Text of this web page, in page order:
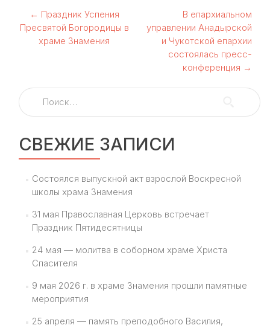
Навигация
по
← Праздник Успения
Пресвятой Богородицы в
храме Знамения
В епархиальном
управлении Анадырской
и Чукотской епархии
состоялась пресс-
конференция →
Найти:
СВЕЖИЕ ЗАПИСИ
Состоялся выпускной акт взрослой Воскресной
школы храма Знамения
31 мая Православная Церковь встречает
Праздник Пятидесятницы
24 мая — молитва в соборном храме Христа
Спасителя
9 мая 2026 г. в храме Знамения прошли памятные
мероприятия
25 апреля — память преподобного Василия,